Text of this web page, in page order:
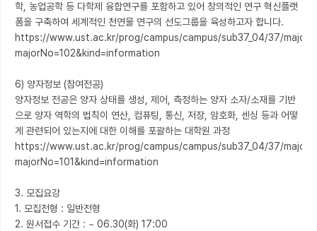
학, 농업공학 등 다학제 융합연구를 포함하고 있어 창의적인 연구 혁신플랫
폼을 구축하여 세계적인 천연물 연구의 선도그룹을 육성하고자 합니다.
https://www.ust.ac.kr/prog/campus/campus/sub37_04/37/
majorNo=102&kind=information
6) 양자정보 (참여전공)
양자정보 전공은 양자 상태를 생성, 제어, 측정하는 양자 소자/소재를 기반
으로 양자 역학의 법칙이 연산, 컴퓨팅, 통신, 저장, 암호화, 센싱 등과 어떻
게 관련되어 있는지에 대한 이해를 포괄하는 대학원 과정
https://www.ust.ac.kr/prog/campus/campus/sub37_04/37/
majorNo=101&kind=information
3. 모집요강
1. 모집전형 : 일반전형
2. 원서접수 기간 : ~ 06.30(화) 17:00